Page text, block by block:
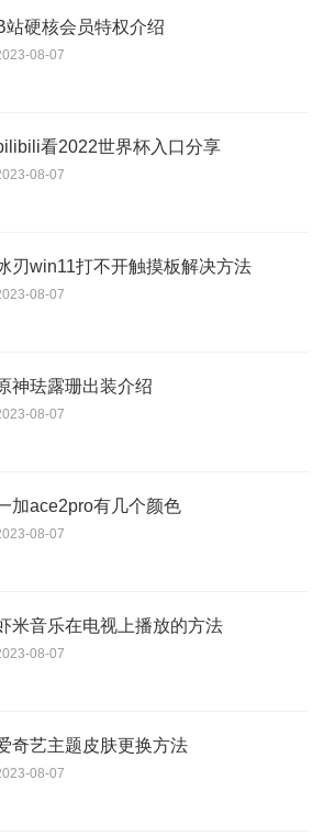
站硬核会员特权介绍
08-07
看2022世界杯入口分享
08-07
刃win11打不开触摸板解决方法
08-07
神珐露珊出装介绍
08-07
加ace2pro有几个颜色
08-07
米音乐在电视上播放的方法
08-07
奇艺主题皮肤更换方法
08-07